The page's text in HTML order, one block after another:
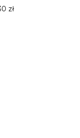
zł